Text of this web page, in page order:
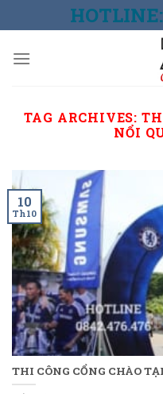
to
HOTLINE:
TAG ARCHIVES:
NỔI
THI CÔNG CỔNG CHÀO
10
Th10